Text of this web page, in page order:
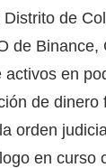
de
de
activos en
de
orden
en curso